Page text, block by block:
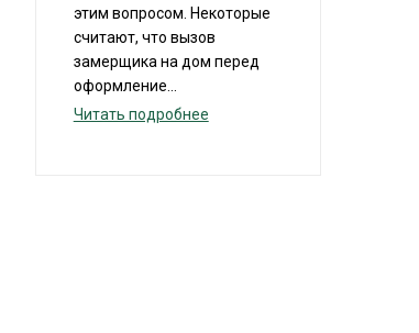
этим вопросом. Некоторые
считают, что вызов
замерщика на дом перед
оформление...
Читать подробнее